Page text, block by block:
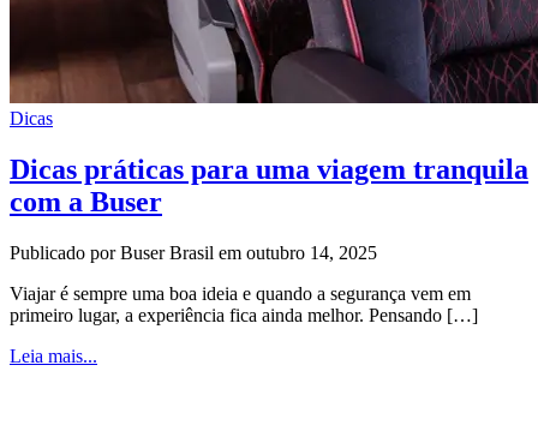
Dicas
Dicas práticas para uma viagem tranquila
com a Buser
Publicado por Buser Brasil em outubro 14, 2025
Viajar é sempre uma boa ideia e quando a segurança vem em
primeiro lugar, a experiência fica ainda melhor. Pensando […]
Leia mais...